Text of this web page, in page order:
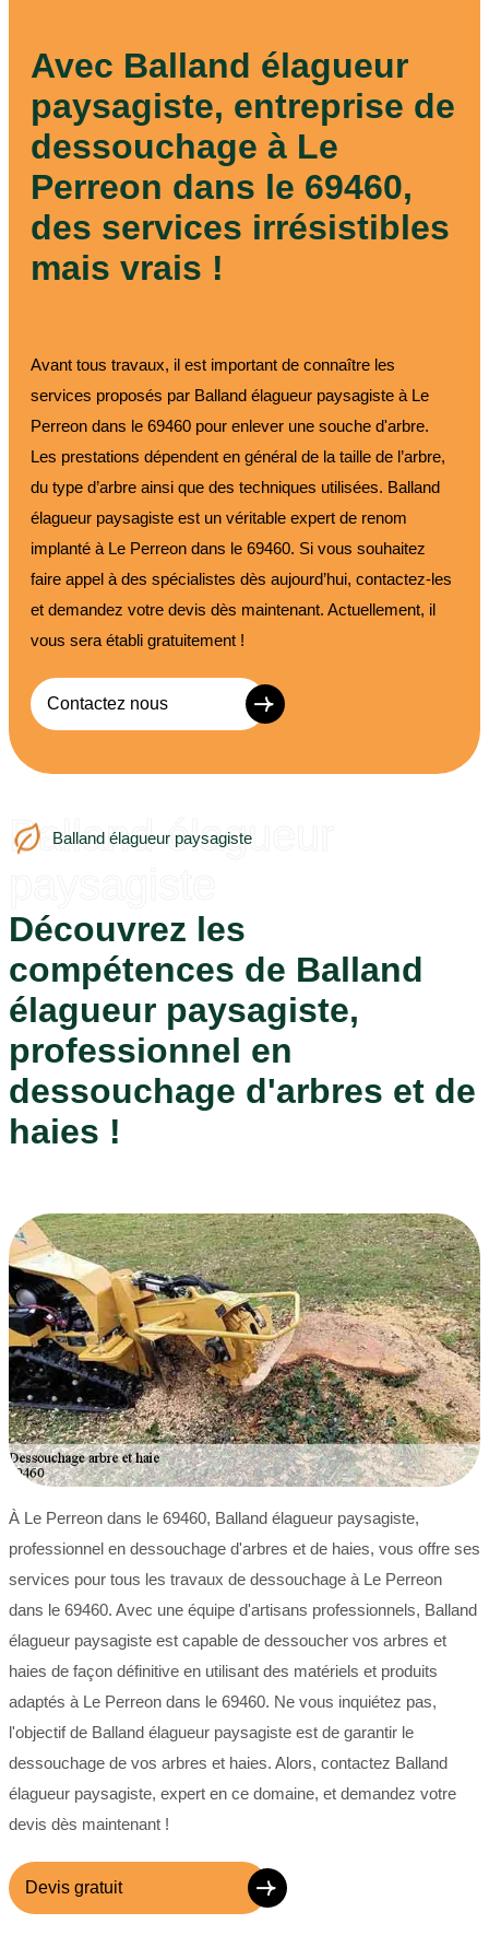
Avec Balland élagueur
paysagiste, entreprise de
dessouchage à Le
Perreon dans le 69460,
des services irrésistibles
mais vrais !
Avant tous travaux, il est important de connaître les
services proposés par Balland élagueur paysagiste à Le
Perreon dans le 69460 pour enlever une souche d'arbre.
Les prestations dépendent en général de la taille de l’arbre,
du type d’arbre ainsi que des techniques utilisées. Balland
élagueur paysagiste est un véritable expert de renom
implanté à Le Perreon dans le 69460. Si vous souhaitez
faire appel à des spécialistes dès aujourd’hui, contactez-les
et demandez votre devis dès maintenant. Actuellement, il
vous sera établi gratuitement !
Contactez nous
Balland élagueur paysagiste
Balland élagueur
Découvrez les
compétences de Balland
élagueur paysagiste,
professionnel en
dessouchage d'arbres et de
haies !
À Le Perreon dans le 69460, Balland élagueur paysagiste,
professionnel en dessouchage d'arbres et de haies, vous offre ses
services pour tous les travaux de dessouchage à Le Perreon
dans le 69460. Avec une équipe d'artisans professionnels, Balland
élagueur paysagiste est capable de dessoucher vos arbres et
haies de façon définitive en utilisant des matériels et produits
adaptés à Le Perreon dans le 69460. Ne vous inquiétez pas,
l'objectif de Balland élagueur paysagiste est de garantir le
dessouchage de vos arbres et haies. Alors, contactez Balland
élagueur paysagiste, expert en ce domaine, et demandez votre
devis dès maintenant !
Devis gratuit